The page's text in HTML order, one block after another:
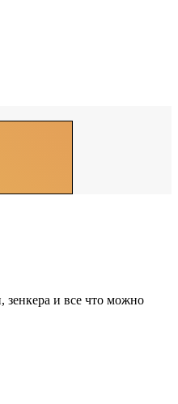
зенкера и все что можно